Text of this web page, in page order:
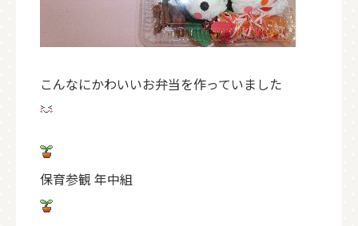
こんなにかわいいお弁当を作っていました
保育参観 年中組